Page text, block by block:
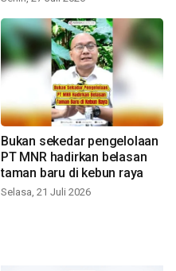
Bukan sekedar pengelolaan
PT MNR hadirkan belasan
taman baru di kebun raya
Selasa, 21 Juli 2026